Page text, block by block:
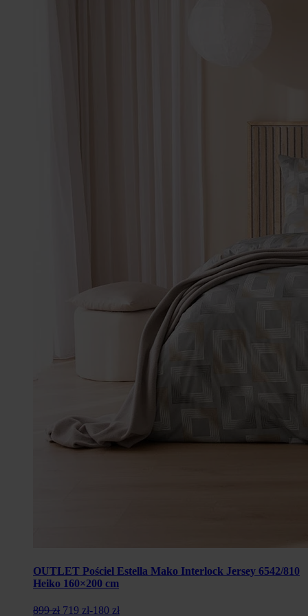
OUTLET Pościel Estella Mako Interlock Jersey 6542/810
Heiko 160×200 cm
899 zł Pierwotna
719 złAktualna
-180 zł